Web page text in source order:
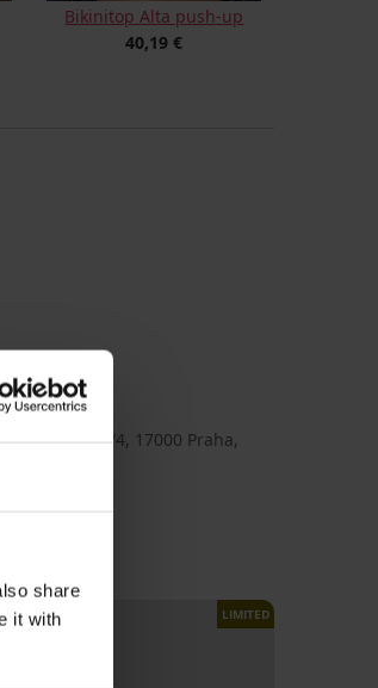
share
it with
Bikinitop Alta push-up
40,19 €
315/4, 17000 Praha,
LIMITED